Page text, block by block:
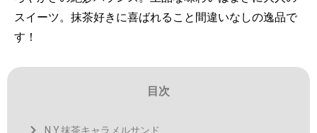
スイーツ。抹茶好きに喜ばれること間違いなしの逸品で
す！
目次
N.Y.抹茶キャラメルサンド